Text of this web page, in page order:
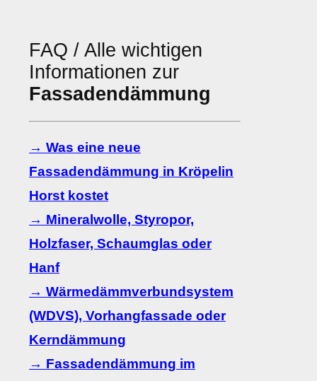
FAQ / Alle wichtigen
Informationen zur
Fassadendämmung
→ Was eine neue
Fassadendämmung in Kröpelin
Horst kostet
→ Mineralwolle, Styropor,
Holzfaser, Schaumglas oder
Hanf
→ Wärmedämmverbundsystem
(WDVS), Vorhangfassade oder
Kerndämmung
→ Fassadendämmung im